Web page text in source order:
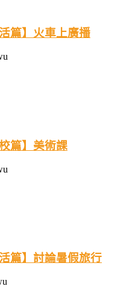
篇】火車上廣播
篇】美術課
篇】討論暑假旅行